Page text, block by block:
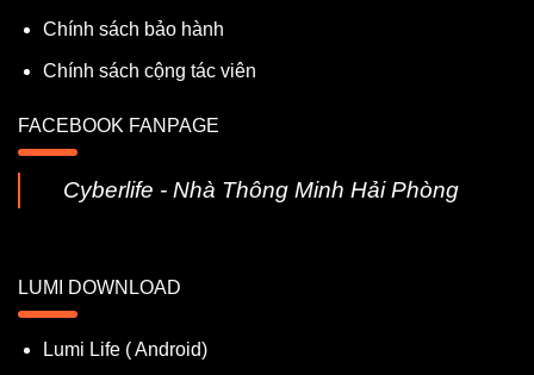
Chính sách bảo hành
Chính sách cộng tác viên
FACEBOOK FANPAGE
Cyberlife - Nhà Thông Minh Hải Phòng
LUMI DOWNLOAD
Lumi Life ( Android)